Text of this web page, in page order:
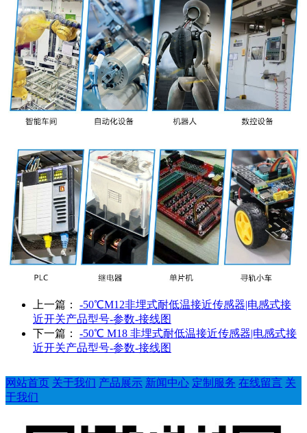
上一篇： -50℃M12非埋式耐低温接近传感器|电感式接
近开关产品型号-参数-接线图
下一篇： -50℃ M18 非埋式耐低温接近传感器|电感式接
近开关产品型号-参数-接线图
网站首页 关于我们 产品展示 新闻中心 定制服务 在线留言 关
于我们